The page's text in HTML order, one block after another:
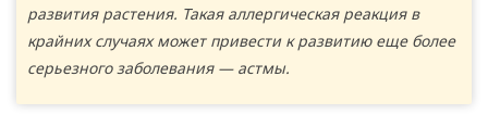
развития растения. Такая аллергическая реакция в
крайних случаях может привести к развитию еще более
серьезного заболевания — астмы.